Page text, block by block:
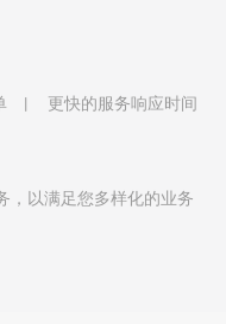
更快的服务响应时间
，以满足您多样化的业务